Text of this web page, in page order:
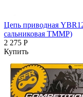
Цепь приводная
сальниковая TMMP)
2 275 Р
Купить